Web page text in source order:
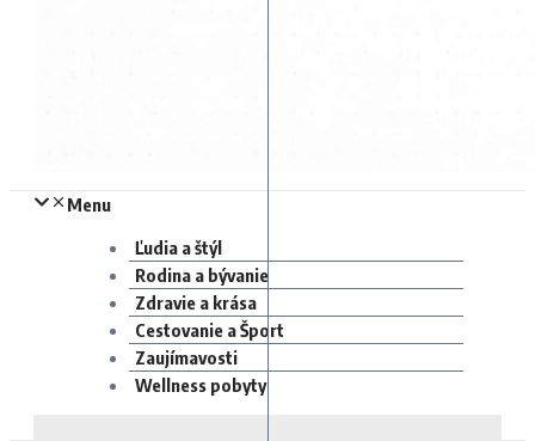
Menu
Ľudia a štýl
Rodina a bývanie
Zdravie a krása
Cestovanie a Šport
Zaujímavosti
Wellness pobyty